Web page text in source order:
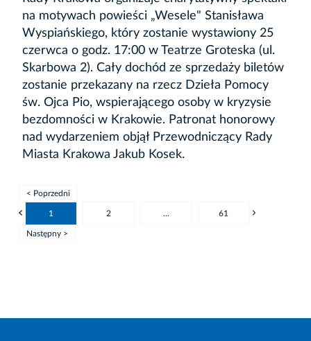
na motywach powieści „Wesele" Stanisława
Wyspiańskiego, który zostanie wystawiony 25
czerwca o godz. 17:00 w Teatrze Groteska (ul.
Skarbowa 2). Cały dochód ze sprzedaży biletów
zostanie przekazany na rzecz Dzieła Pomocy
św. Ojca Pio, wspierającego osoby w kryzysie
bezdomności w Krakowie. Patronat honorowy
nad wydarzeniem objął Przewodniczący Rady
Miasta Krakowa Jakub Kosek.
< Poprzedni
1 2 ... 61
Następny >